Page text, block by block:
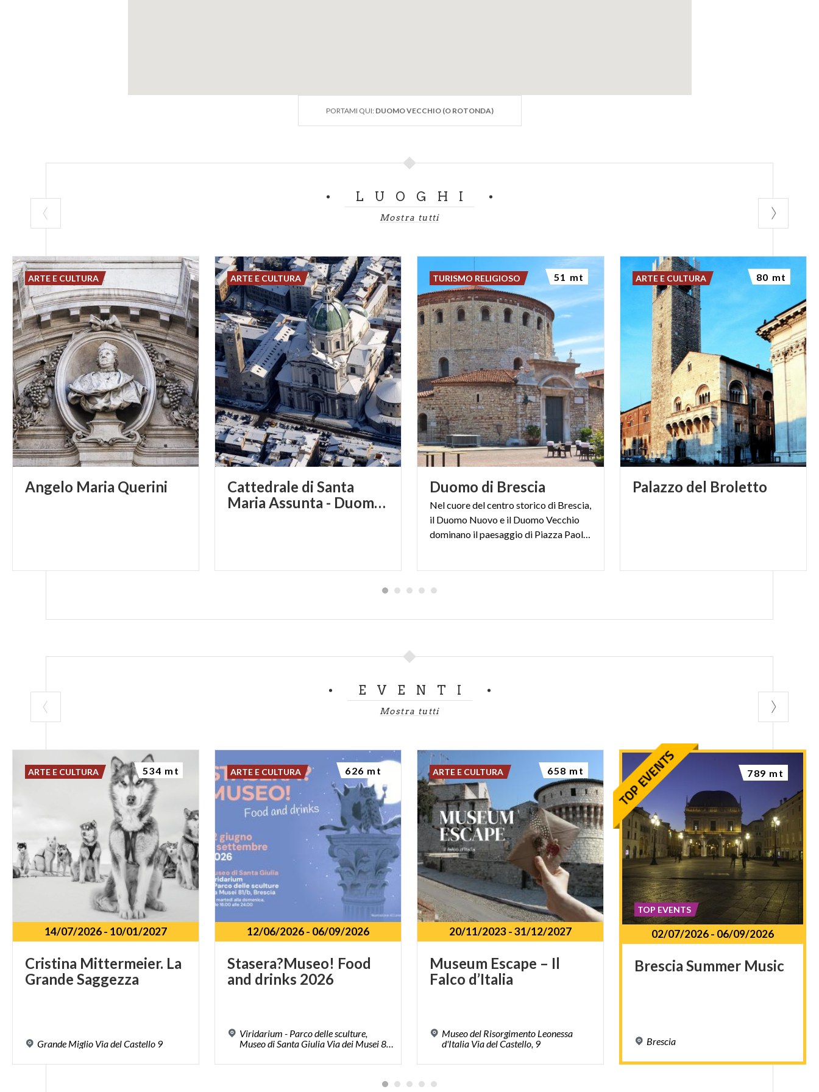
PORTAMI QUI: DUOMO VECCHIO (O ROTONDA)
LUOGHI
Mostra tutti
Angelo Maria Querini
ARTE E CULTURA
Cattedrale di Santa
Maria Assunta - Duomo Nuovo
ARTE E CULTURA
Duomo di Brescia
Nel cuore del centro storico di Brescia,
il Duomo Nuovo e il Duomo Vecchio
dominano il paesaggio di Piazza Paolo VI
TURISMO RELIGIOSO 51 mt
Palazzo del Broletto
ARTE E CULTURA 80 mt
EVENTI
Mostra tutti
14/07/2026- 10/01/2027
Cristina Mittermeier. La
Grande Saggezza
Grande Miglio ViadelCastello 9
ARTE E CULTURA 534 mt
12/06/2026- 06/09/2026
Stasera?Museo! Food
and drinks 2026
Viridarium - Parco delle sculture,
Museo di Santa Giulia Via dei Musei 81 b
ARTE E CULTURA 626 mt
20/11/2023-31/12/2027
Museum Escape – Il
Falco d’Italia
Museo del Risorgimento Leonessa
d'Italia Via del Castello, 9
ARTE E CULTURA 658 mt
02/07/2026- 06/09/2026
Brescia Summer Music
Brescia
TOP EVENTS
789 mt